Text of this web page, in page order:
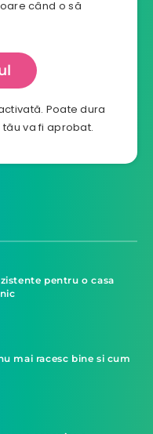
când o să
Poate dura
va fi aprobat.
pentru o casa
mai racesc bine si cum